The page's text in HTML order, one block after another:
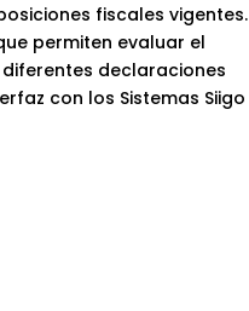
fiscales vigentes.
permiten evaluar el
declaraciones
con los Sistemas Siigo